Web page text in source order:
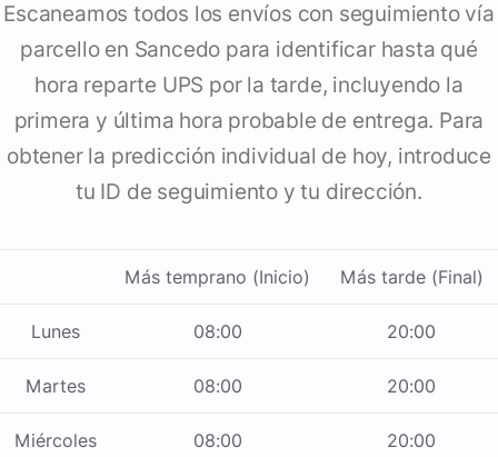
Escaneamos todos los envíos con seguimiento vía
parcello en Sancedo para identificar hasta qué
hora reparte UPS por la tarde, incluyendo la
primera y última hora probable de entrega. Para
obtener la predicción individual de hoy, introduce
tu ID de seguimiento y tu dirección.
Más temprano (Inicio) Más tarde (Final)
Lunes 08:00 20:00
Martes 08:00 20:00
Miércoles 08:00 20:00